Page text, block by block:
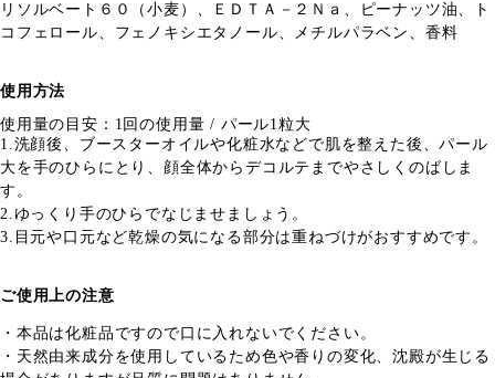
リソルベート６０（小麦）、ＥＤＴＡ－２Ｎａ、ピーナッツ油、ト
コフェロール、フェノキシエタノール、メチルパラベン、香料
使用方法
使用量の目安：1回の使用量 / パール1粒大
1.洗顔後、ブースターオイルや化粧水などで肌を整えた後、パール
大を手のひらにとり、顔全体からデコルテまでやさしくのばしま
す。
2.ゆっくり手のひらでなじませましょう。
3.目元や口元など乾燥の気になる部分は重ねづけがおすすめです。
ご使用上の注意
・本品は化粧品ですので口に入れないでください。
・天然由来成分を使用しているため色や香りの変化、沈殿が生じる